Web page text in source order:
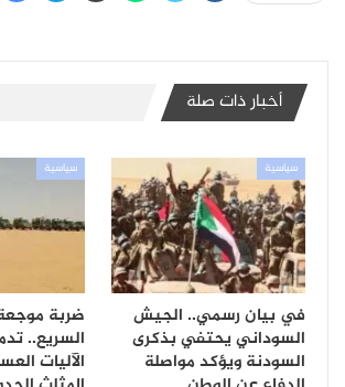
أخبار ذات صلة
سياسية
في بيان رسمي.. الجيش
السوداني يحتفي بذكرى
السودنة ويؤكد مواصلة
سياسية
ضربة
السريع..
الآليات